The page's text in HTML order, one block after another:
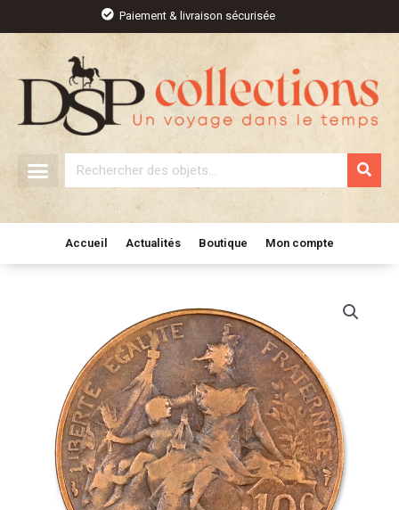
contenu
Paiement & livraison sécurisée
Rechercher
Accueil Actualités Boutique Mon compte